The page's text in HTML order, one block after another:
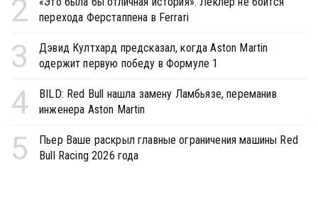
2
перехода Ферстаппена в Ferrari
3
Дэвид Култхард предсказал, когда Aston Martin
одержит первую победу в Формуле 1
4
BILD: Red Bull нашла замену Ламбьязе, переманив
инженера Aston Martin
5
Пьер Ваше раскрыл главные ограничения машины Red
Bull Racing 2026 года